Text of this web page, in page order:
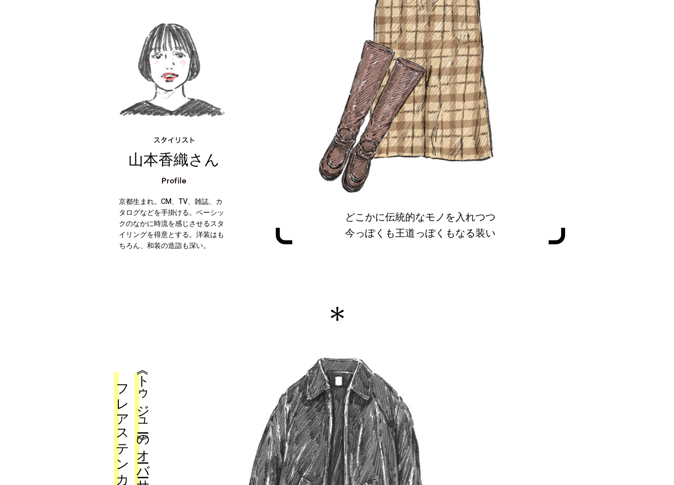
どこかに伝統的なモノを入れつつ
今っぽくも王道っぽくもなる装い
山本香織さん
京都生まれ。CM、TV、雑誌、カ
タログなどを手掛ける。ベーシッ
クのなかに時流を感じさせるスタ
イリングを得意とする。洋装はも
ちろん、和装の造詣も深い。
《トゥジュー》のオーバーサイズ
フレアステンカラーコート